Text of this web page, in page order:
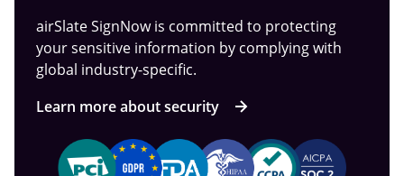
airSlate SignNow is committed to protecting
your sensitive information by complying with
global industry-specific.
Learn more about security